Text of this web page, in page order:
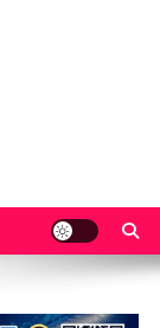
วย นาง
ไอดอล
อัพเดทใหม่ล่าสุด